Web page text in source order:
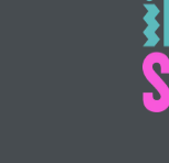
экономическое
Ключевые
·
(основные